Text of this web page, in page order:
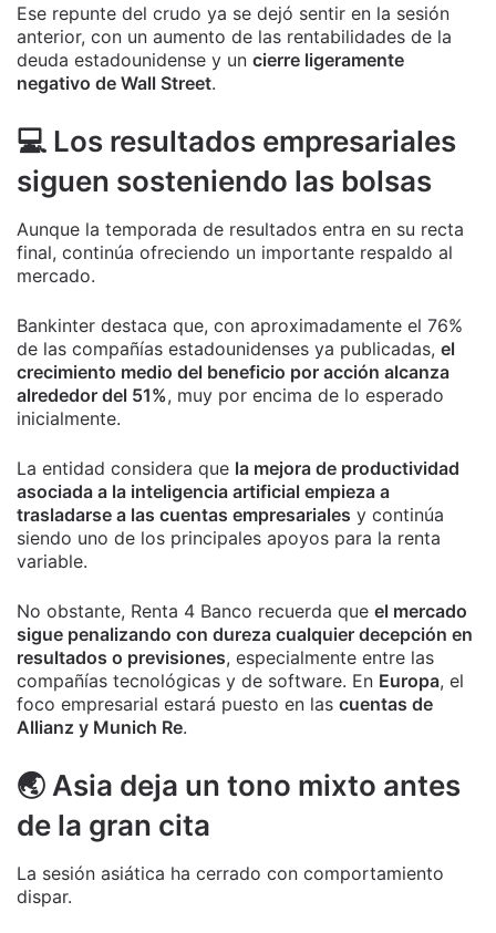
Ese repunte del crudo ya se dejó sentir en la sesión
anterior, con un aumento de las rentabilidades de la
deuda estadounidense y un cierre ligeramente
negativo de Wall Street.
💻 Los resultados empresariales
siguen sosteniendo las bolsas
Aunque la temporada de resultados entra en su recta
final, continúa ofreciendo un importante respaldo al
mercado.
Bankinter destaca que, con aproximadamente el 76%
de las compañías estadounidenses ya publicadas, el
crecimiento medio del beneficio por acción alcanza
alrededor del 51%, muy por encima de lo esperado
inicialmente.
La entidad considera que la mejora de productividad
asociada a la inteligencia artificial empieza a
trasladarse a las cuentas empresariales y continúa
siendo uno de los principales apoyos para la renta
variable.
No obstante, Renta 4 Banco recuerda que el mercado
sigue penalizando con dureza cualquier decepción en
resultados o previsiones, especialmente entre las
compañías tecnológicas y de software. En Europa, el
foco empresarial estará puesto en las cuentas de
Allianz y Munich Re.
🌏 Asia deja un tono mixto antes
de la gran cita
La sesión asiática ha cerrado con comportamiento
dispar.